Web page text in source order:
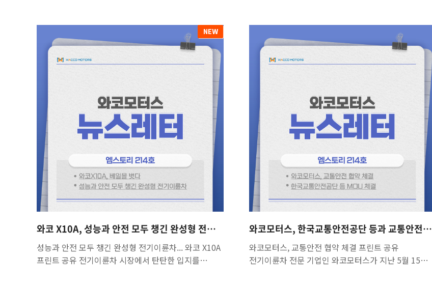
와코 X10A, 성능과 안전 모두 챙긴 완성형 전기이륜차
성능과 안전 모두 챙긴 완성형 전기이륜차... 와코 X10A
프린트 공유 전기이륜차 시장에서 탄탄한 입지를
와코모터스, 한국교통안전공단 등과 교통안전협약 체결
와코모터스, 교통안전 협약 체결 프린트 공유
전기이륜차 전문 기업인 와코모터스가 지난 5월 15일